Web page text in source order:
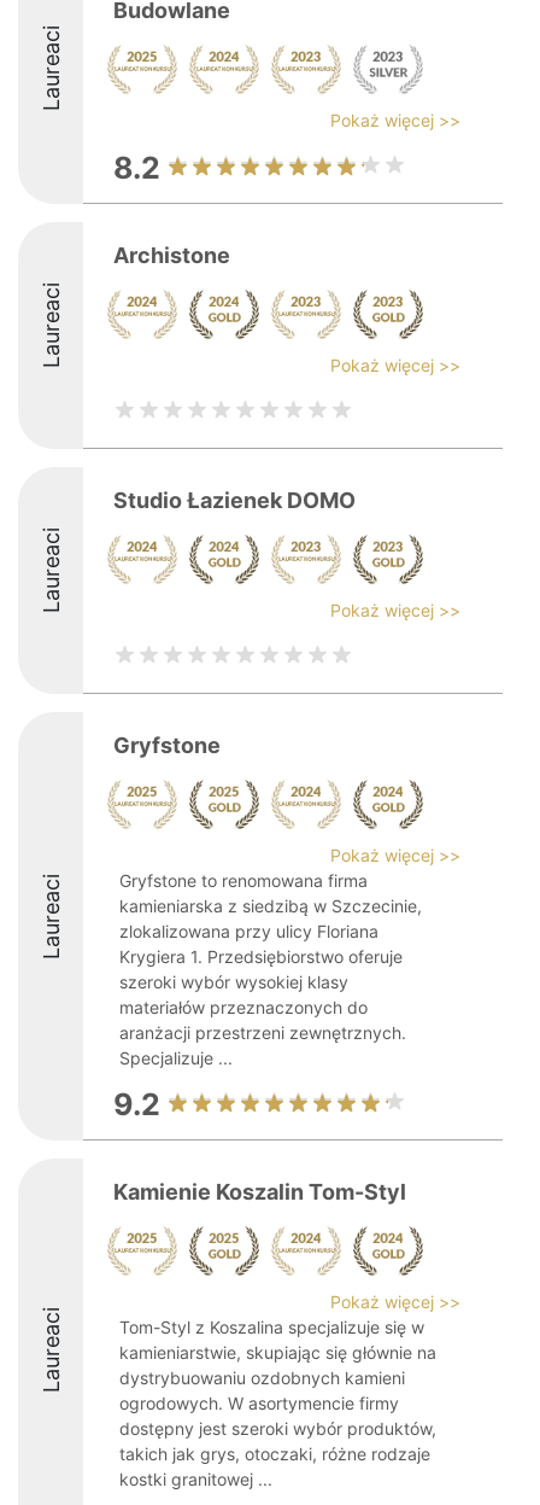
Laureaci
Budowlane
Pokaż więcej >>
8.2
Laureaci
Archistone
Pokaż więcej >>
Laureaci
Studio Łazienek DOMO
Pokaż więcej >>
Laureaci
Gryfstone
Pokaż więcej >>
Gryfstone to renomowana firma
kamieniarska z siedzibą w Szczecinie,
zlokalizowana przy ulicy Floriana
Krygiera 1. Przedsiębiorstwo oferuje
szeroki wybór wysokiej klasy
materiałów przeznaczonych do
aranżacji przestrzeni zewnętrznych.
Specjalizuje ...
9.2
Laureaci
Kamienie Koszalin Tom-Styl
Pokaż więcej >>
Tom-Styl z Koszalina specjalizuje się w
kamieniarstwie, skupiając się głównie na
dystrybuowaniu ozdobnych kamieni
ogrodowych. W asortymencie firmy
dostępny jest szeroki wybór produktów,
takich jak grys, otoczaki, różne rodzaje
kostki granitowej ...